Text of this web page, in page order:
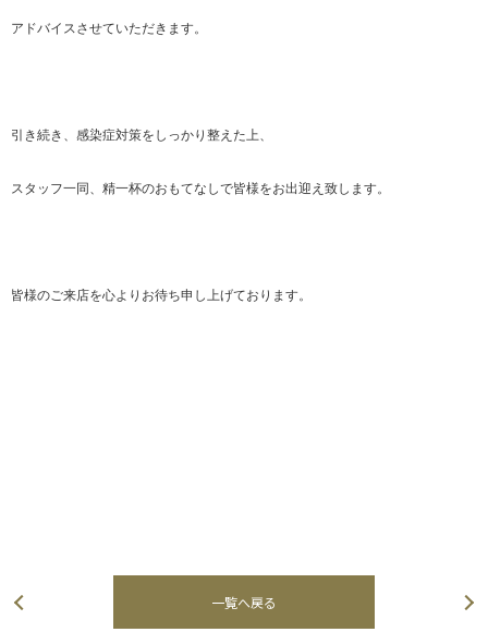
アドバイスさせていただきます。
引き続き、感染症対策をしっかり整えた上、
スタッフ一同、精一杯のおもてなしで皆様をお出迎え致します。
皆様のご来店を心よりお待ち申し上げております。
一覧へ戻る